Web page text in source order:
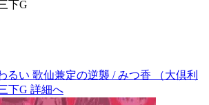
下G
るい 歌仙兼定の逆襲 / みつ香 （大倶利
下G 詳細へ